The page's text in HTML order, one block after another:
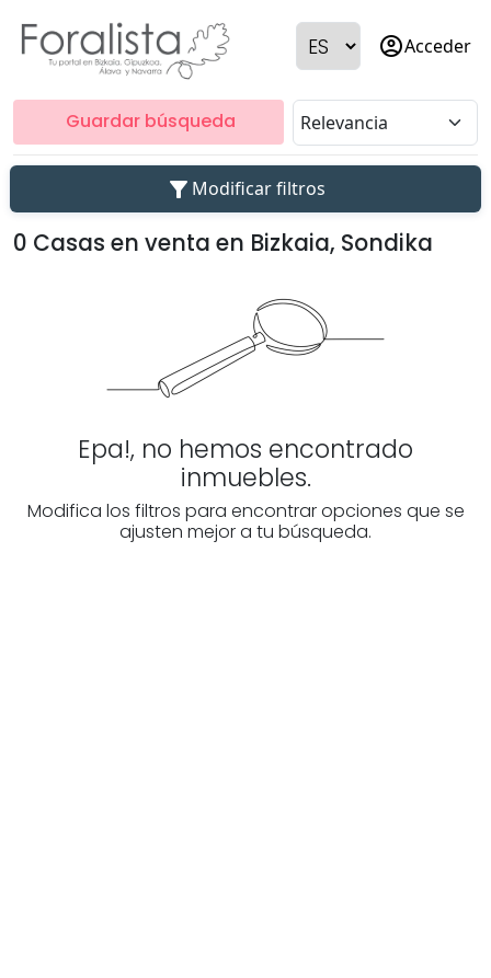
account_circleAcceder
Guardar búsqueda
filter_alt Modificar filtros
0 Casas en venta en Bizkaia, Sondika
Epa!, no hemos encontrado
inmuebles.
Modifica los filtros para encontrar opciones que se
ajusten mejor a tu búsqueda.